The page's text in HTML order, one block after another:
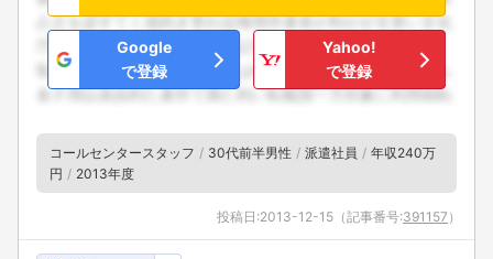
Google
で登録
Yahoo!
で登録
コールセンタースタッフ 30代前半男性 派遣社員
年収240万
円
2013年度
投稿日:2013-12-15 （記事番号:391157 ）